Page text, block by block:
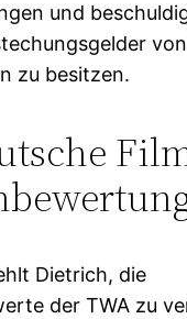
und
zu besitzen.
Dietrich, die
der TWA zu